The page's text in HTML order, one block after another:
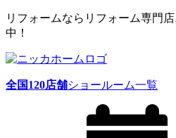
リフォームならリフォーム専門
中！
全国120店舗ショールーム一覧